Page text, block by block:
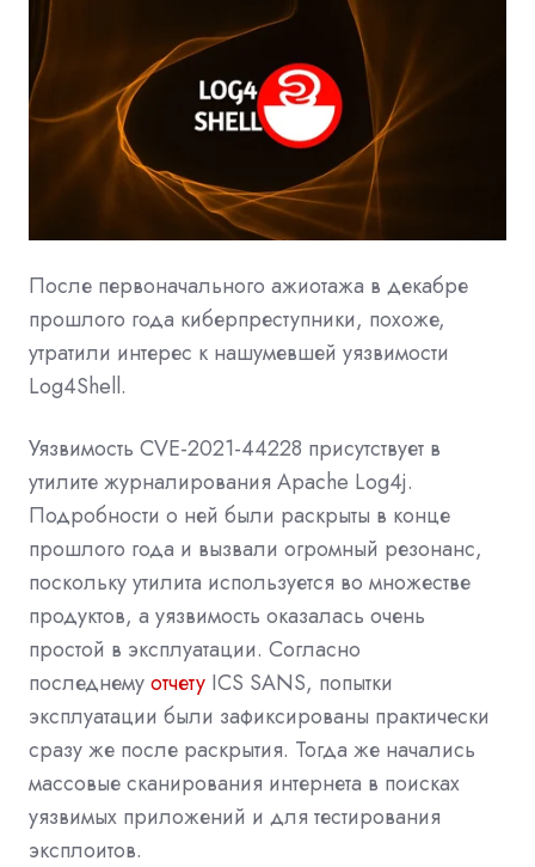
После первоначального ажиотажа в декабре
прошлого года киберпреступники, похоже,
утратили интерес к нашумевшей уязвимости
Log4Shell.
Уязвимость CVE-2021-44228 присутствует в
утилите журналирования Apache Log4j.
Подробности о ней были раскрыты в конце
прошлого года и вызвали огромный резонанс,
поскольку утилита используется во множестве
продуктов, а уязвимость оказалась очень
простой в эксплуатации. Согласно
последнемуотчету ICS SANS, попытки
эксплуатации были зафиксированы практически
сразу же после раскрытия. Тогда же начались
массовые сканирования интернета в поисках
уязвимых приложений и для тестирования
эксплоитов.